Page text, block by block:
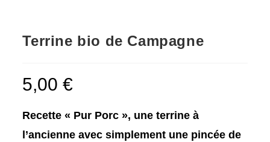
Terrine bio de Campagne
5,00€
Recette « Pur Porc », une terrine à
l’ancienne avec simplement une pincée de